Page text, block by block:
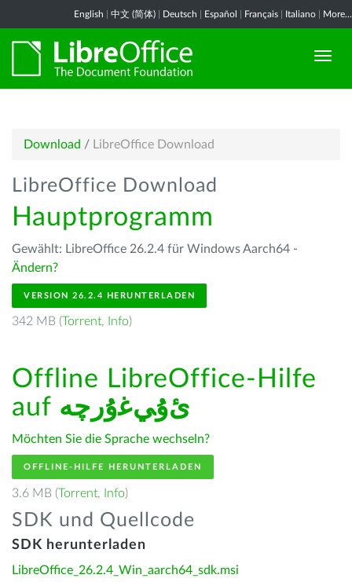
English 中文 (简体) Deutsch Español Français Italiano More...
Download / LibreOffice Download
LibreOffice Download
Hauptprogramm
Gewählt: LibreOffice 26.2.4 für Windows Aarch64 -
Ändern?
VERSION 26.2.4 HERUNTERLADEN
342 MB (Torrent, Info)
Offline LibreOffice-Hilfe
auf ﺉۇﻲﻏۇﺭچە
Möchten Sie die Sprache wechseln?
OFFLINE-HILFE HERUNTERLADEN
3.6 MB (Torrent, Info)
SDK und Quellcode
SDK herunterladen
LibreOffice_26.2.4_Win_aarch64_sdk.msi